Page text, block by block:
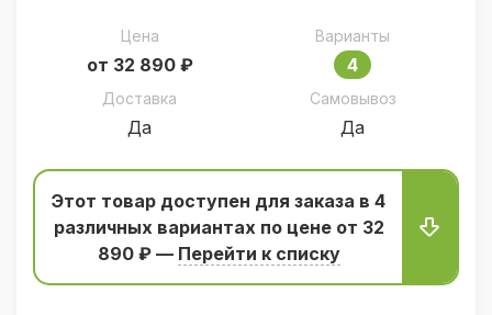
Цена
от 32 890 ₽
Варианты
4
Доставка
Да
Самовывоз
Да
Этот товар доступен для заказа в 4
различных вариантаx по цене от 32
890 ₽ — Перейти к списку